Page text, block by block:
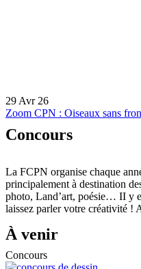
29 Avr 26
Zoom CPN : Oiseaux sans
Concours
La FCPN organise chaque
principalement à destination
photo, Land’art, poésie… II y
laissez parler votre créativité !
À venir
Concours